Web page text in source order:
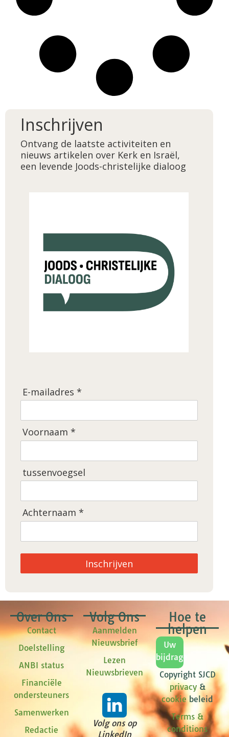
Inschrijven
Ontvang de laatste activiteiten en
nieuws artikelen over Kerk en Israël,
een levende Joods-christelijke dialoog
E-mailadres *
Voornaam *
tussenvoegsel
Achternaam *
Inschrijven
Over Ons
Contact
Doelstelling
ANBI status
Financiële
ondersteuners
Samenwerken
Redactie
Volg Ons
Aanmelden
Nieuwsbrief
Lezen
Nieuwsbrieven
Volg ons op
LinkedIn
Hoe te
helpen
Uw
bijdrage
Copyright SJCD
privacy&
cookie beleid
Terms &
conditions